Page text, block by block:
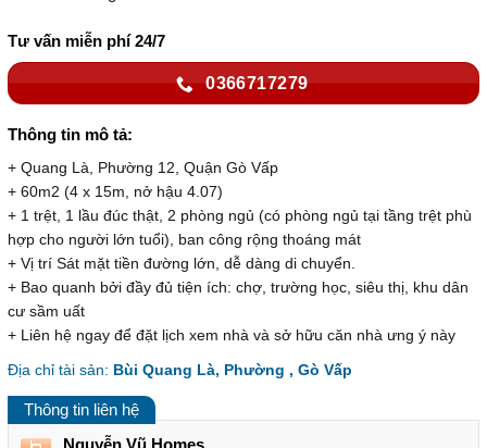
Tư vấn miễn phí 24/7
0366717279
Thông tin mô tả:
+ Quang Là, Phường 12, Quận Gò Vấp
+ 60m2 (4 x 15m, nở hậu 4.07)
+ 1 trệt, 1 lầu đúc thật, 2 phòng ngủ (có phòng ngủ tại tầng trệt phù
hợp cho người lớn tuổi), ban công rộng thoáng mát
+ Vị trí Sát mặt tiền đường lớn, dễ dàng di chuyển.
+ Bao quanh bởi đầy đủ tiện ích: chợ, trường học, siêu thị, khu dân
cư sầm uất
+ Liên hệ ngay để đặt lịch xem nhà và sở hữu căn nhà ưng ý này
Địa chỉ tài sản: Bùi Quang Là, Phường , Gò Vấp
Thông tin liên hệ